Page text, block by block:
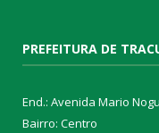
PREFEITURA DE
End.: Avenida Mario
Bairro: Centro